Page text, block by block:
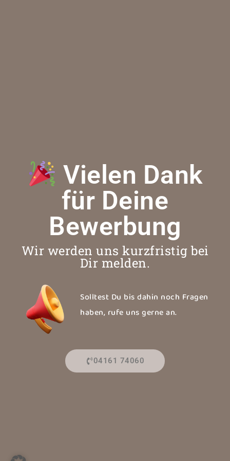
Vielen Dank
für Deine
Bewerbung
Wir werden uns kurzfristig bei
Dir melden.
Solltest Du bis dahin noch Fragen
haben, rufe uns gerne an.
04161 74060